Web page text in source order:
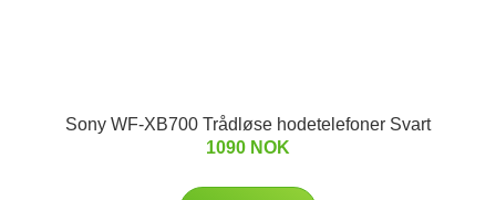
Sony WF-XB700 Trådløse hodetelefoner Svart
1090 NOK